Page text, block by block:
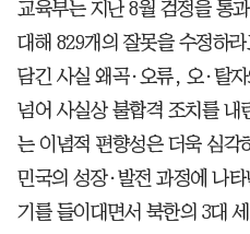
교육부는 지난 8월 검정을 통
대해 829개의 잘못을 수정하
담긴 사실 왜곡·오류, 오·탈
넘어 사실상 불합격 조치를 내
는 이념적 편향성은 더욱 심각
민국의 성장·발전 과정에 나
기를 들이대면서 북한의 3대